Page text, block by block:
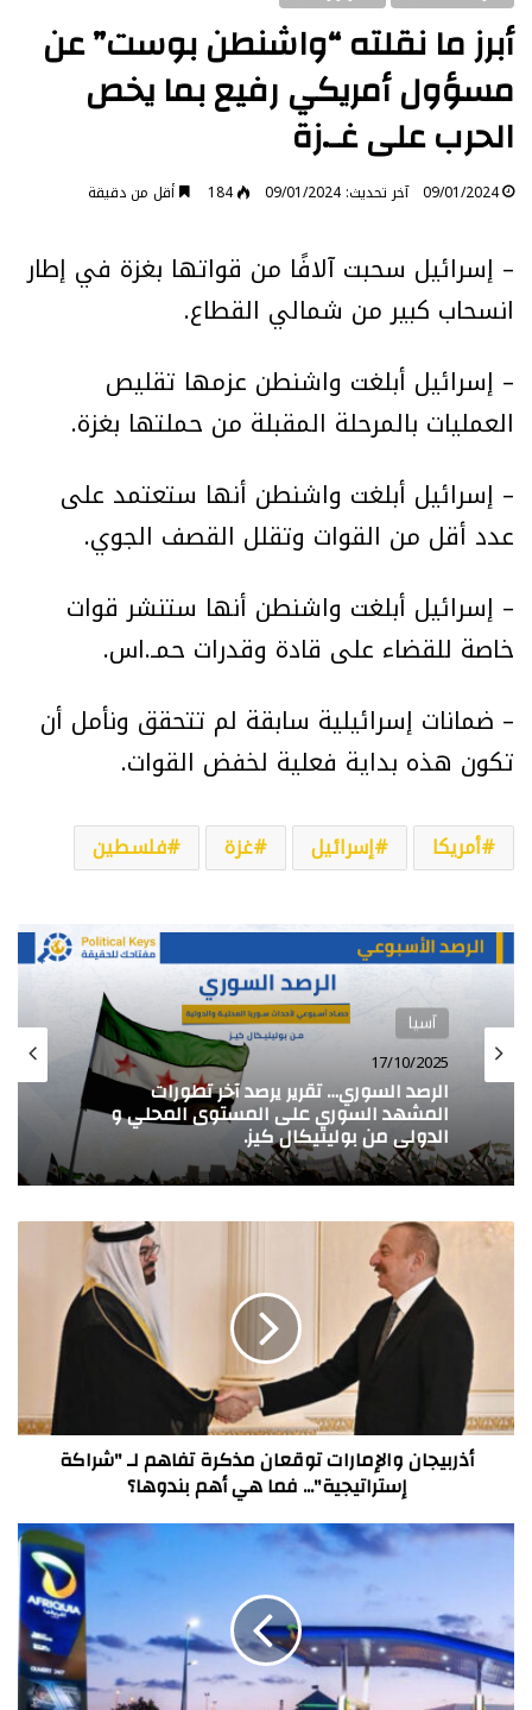
أبرز ما نقلته “واشنطن بوست” عن
مسؤول أمريكي رفيع بما يخص
الحرب على غـ.زة
09/01/2024 آخر تحديث: 09/01/2024 184 أقل من دقيقة
– إسرائيل سحبت آلافًا من قواتها بغزة في إطار
انسحاب كبير من شمالي القطاع.
– إسرائيل أبلغت واشنطن عزمها تقليص
العمليات بالمرحلة المقبلة من حملتها بغزة.
– إسرائيل أبلغت واشنطن أنها ستعتمد على
عدد أقل من القوات وتقلل القصف الجوي.
– إسرائيل أبلغت واشنطن أنها ستنشر قوات
خاصة للقضاء على قادة وقدرات حمـ.اس.
– ضمانات إسرائيلية سابقة لم تتحقق ونأمل أن
تكون هذه بداية فعلية لخفض القوات.
أمريكا إسرائيل غزة فلسطين
آسيا
17/10/2025
المشهد السوري على المستوى المحلي و
الدولي من بوليتيكال كيز.
آسيا
17/10/2025
رصد كيان الاحتلال الإسرائيلي… تقرير أسبوعي
يرصد أبرز تطورات مشهد كيان الاحتلال
الإسرائيلي على المستوى المحلي والدولي
أذربيجان
"شراكة
إستراتيجية"...
فما
أذربيجان والإمارات توقعان مذكرة تفاهم لـ "شراكة
إستراتيجية"... فما هي أهم بندوها؟
لأي
مجموعة
"أكوا"
للغاز
التابعة